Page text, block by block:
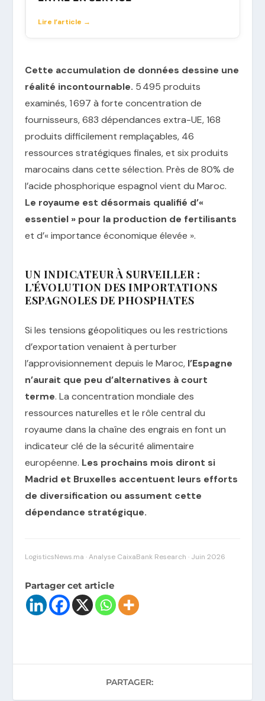
Lire l’article →
Cette accumulation de données dessine une
réalité incontournable. 5 495 produits
examinés, 1 697 à forte concentration de
fournisseurs, 683 dépendances extra-UE, 168
produits difficilement remplaçables, 46
ressources stratégiques finales, et six produits
marocains dans cette sélection. Près de 80% de
l’acide phosphorique espagnol vient du Maroc.
Le royaume est désormais qualifié d’«
essentiel » pour la production de fertilisants
et d’« importance économique élevée ».
UN INDICATEUR À SURVEILLER :
L’ÉVOLUTION DES IMPORTATIONS
ESPAGNOLES DE PHOSPHATES
Si les tensions géopolitiques ou les restrictions
d’exportation venaient à perturber
l’approvisionnement depuis le Maroc, l’Espagne
n’aurait que peu d’alternatives à court
terme. La concentration mondiale des
ressources naturelles et le rôle central du
royaume dans la chaîne des engrais en font un
indicateur clé de la sécurité alimentaire
européenne. Les prochains mois diront si
Madrid et Bruxelles accentuent leurs efforts
de diversification ou assument cette
dépendance stratégique.
LogisticsNews.ma · Analyse CaixaBank Research · Juin 2026
Partager cet article
PARTAGER: